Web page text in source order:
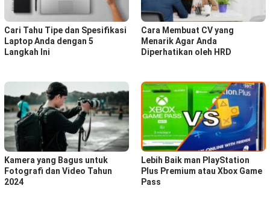
Cari Tahu Tipe dan Spesifikasi
Laptop Anda dengan 5
Langkah Ini
Cara Membuat CV yang
Menarik Agar Anda
Diperhatikan oleh HRD
Kamera yang Bagus untuk
Fotografi dan Video Tahun
2024
Lebih Baik man PlayStation
Plus Premium atau Xbox Game
Pass